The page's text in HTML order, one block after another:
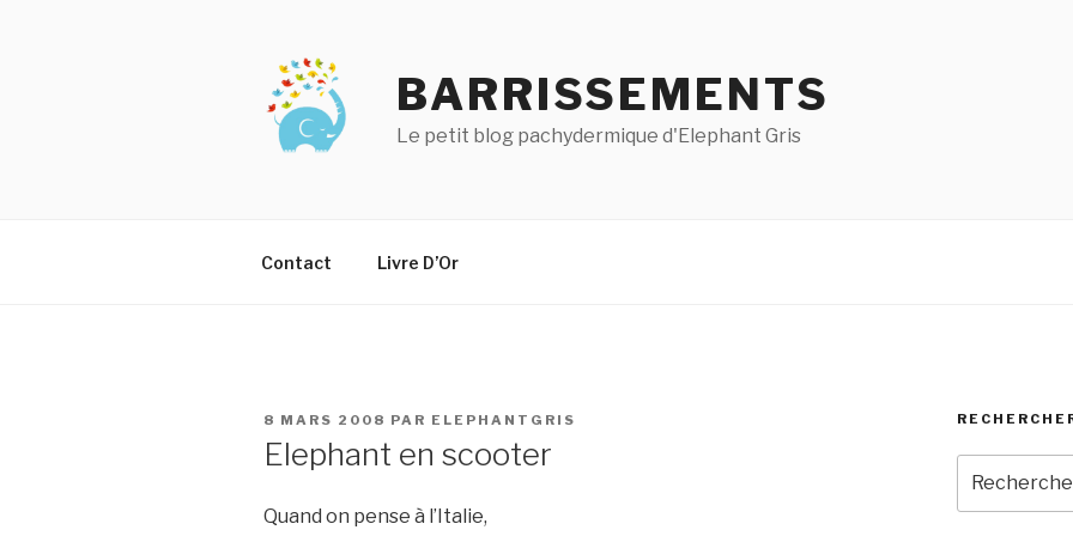
BARRISSEMENTS
Le petit blog pachydermique d'Elephant Gris
Contact Livre D’Or
PUBLIÉ
8 MARS 2008 PAR ELEPHANTGRIS
Elephant en scooter
Quand on pense à l’Italie,
pour
: